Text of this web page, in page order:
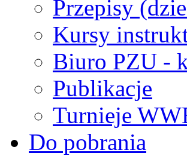
Przepisy
Kursy
Biuro PZU -
Publikacje
Turnieje
Do pobrania